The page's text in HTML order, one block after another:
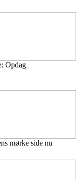
Opdag
mørke side nu